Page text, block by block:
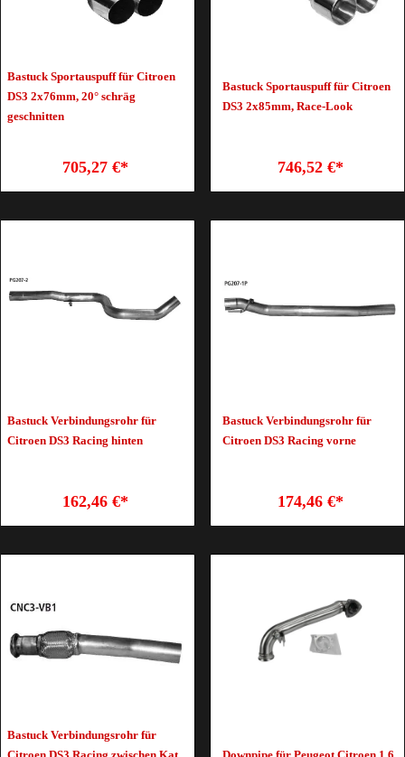
Bastuck Sportauspuff für Citroen
DS3 2x76mm, 20° schräg
geschnitten
705,27 €*
Bastuck Sportauspuff für Citroen
DS3 2x85mm, Race-Look
746,52 €*
Bastuck Verbindungsrohr für
Citroen DS3 Racing hinten
162,46 €*
Bastuck Verbindungsrohr für
Citroen DS3 Racing vorne
174,46 €*
Bastuck Verbindungsrohr für